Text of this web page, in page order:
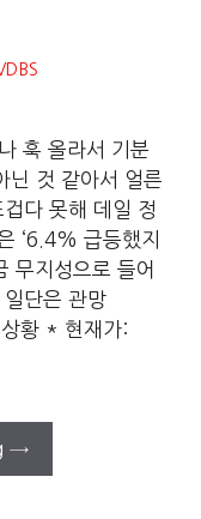
훅 올라서 기분
닌 것 같아서 얼른
다 못해 데일 정
‘6.4% 급등했지
무지성으로 들어
단은 관망
황 * 현재가:
→